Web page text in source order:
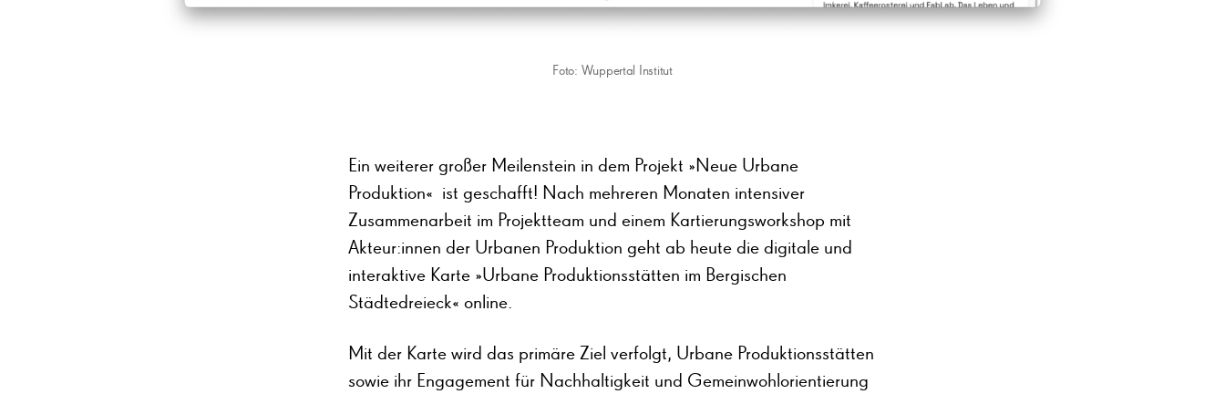
Foto: Wuppertal Institut
Ein weiterer großer Meilenstein in dem Projekt »Neue Urbane
Produktion« ist geschafft! Nach mehreren Monaten intensiver
Zusammenarbeit im Projektteam und einem Kartierungsworkshop mit
Akteur:innen der Urbanen Produktion geht ab heute die digitale und
interaktive Karte »Urbane Produktionsstätten im Bergischen
Städtedreieck« online.
Mit der Karte wird das primäre Ziel verfolgt, Urbane Produktionsstätten
sowie ihr Engagement für Nachhaltigkeit und Gemeinwohlorientierung